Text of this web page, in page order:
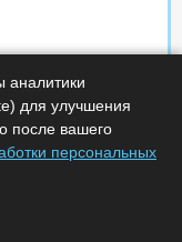
для улучшения
после вашего
персональных